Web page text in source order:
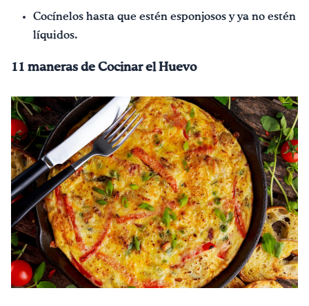
Cocínelos hasta que estén esponjosos y ya no estén
líquidos.
11 maneras de Cocinar el Huevo